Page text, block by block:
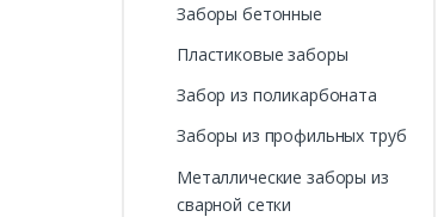
Заборы бетонные
Пластиковые заборы
Забор из поликарбоната
Заборы из профильных труб
Металлические заборы из
сварной сетки